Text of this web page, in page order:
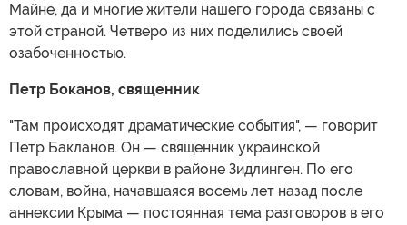
Майне, да и многие жители нашего города связаны с
этой страной. Четверо из них поделились своей
озабоченностью.
Петр Боканов, священник
"Там происходят драматические события", — говорит
Петр Бакланов. Он — священник украинской
православной церкви в районе Зидлинген. По его
словам, война, начавшаяся восемь лет назад после
аннексии Крыма — постоянная тема разговоров в его